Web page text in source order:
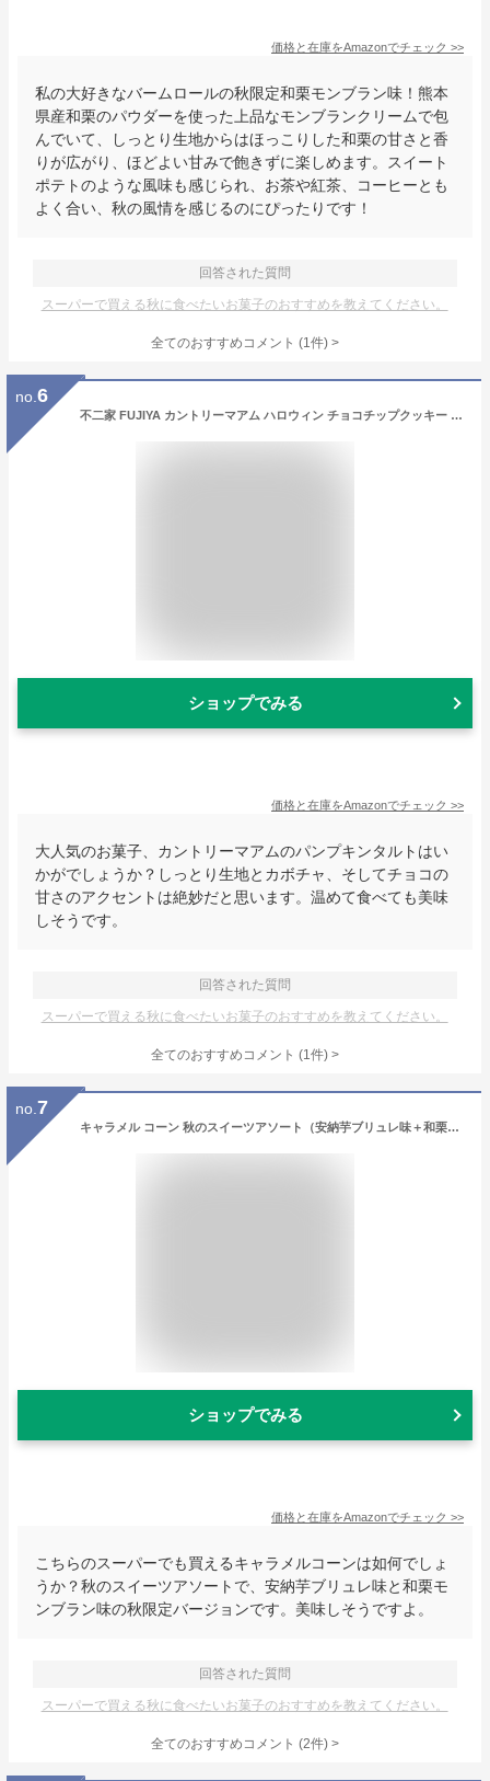
価格と在庫をAmazonでチェック >>
私の大好きなバームロールの秋限定和栗モンブラン味！熊本
県産和栗のパウダーを使った上品なモンブランクリームで包
んでいて、しっとり生地からはほっこりした和栗の甘さと香
りが広がり、ほどよい甘みで飽きずに楽しめます。スイート
ポテトのような風味も感じられ、お茶や紅茶、コーヒーとも
よく合い、秋の風情を感じるのにぴったりです！
回答された質問
スーパーで買える秋に食べたいお菓子のおすすめを教えてください。
全てのおすすめコメント (1件) >
no. 6
不二家 FUJIYA カントリーマアム ハロウィン チョコチップクッキー バニラ＆パンプキンタルト タルト 期間限定 ハロウィン限定 パーティー ハロパ お菓子 仮装 17枚入×4袋
ショップでみる
価格と在庫をAmazonでチェック >>
大人気のお菓子、カントリーマアムのパンプキンタルトはい
かがでしょうか？しっとり生地とカボチャ、そしてチョコの
甘さのアクセントは絶妙だと思います。温めて食べても美味
しそうです。
回答された質問
スーパーで買える秋に食べたいお菓子のおすすめを教えてください。
全てのおすすめコメント (1件) >
no. 7
キャラメル コーン 秋のスイーツアソート（安納芋ブリュレ味＋和栗モンブラン味） 各62g｜秋限定スナック2種セット」
ショップでみる
価格と在庫をAmazonでチェック >>
こちらのスーパーでも買えるキャラメルコーンは如何でしょ
うか？秋のスイーツアソートで、安納芋ブリュレ味と和栗モ
ンブラン味の秋限定バージョンです。美味しそうですよ。
回答された質問
スーパーで買える秋に食べたいお菓子のおすすめを教えてください。
全てのおすすめコメント (2件) >